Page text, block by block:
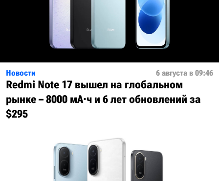
Новости 6 августа в 09:46
Redmi Note 17 вышел на глобальном
рынке – 8000 мА·ч и 6 лет обновлений за
$295